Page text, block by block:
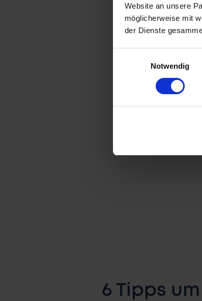
Website an unsere
möglicherweise mit
der Dienste
Notwendig
6 Tipps